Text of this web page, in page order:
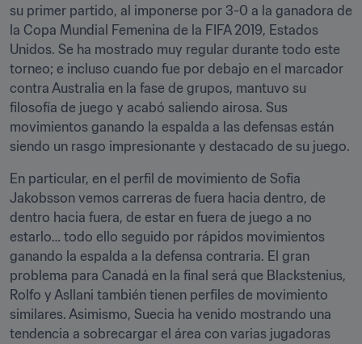
su primer partido, al imponerse por 3-0 a la ganadora de
la Copa Mundial Femenina de la FIFA 2019, Estados
Unidos. Se ha mostrado muy regular durante todo este
torneo; e incluso cuando fue por debajo en el marcador
contra Australia en la fase de grupos, mantuvo su
filosofía de juego y acabó saliendo airosa. Sus
movimientos ganando la espalda a las defensas están
En particular, en el perfil de movimiento de Sofia
Jakobsson vemos carreras de fuera hacia dentro, de
dentro hacia fuera, de estar en fuera de juego a no
estarlo… todo ello seguido por rápidos movimientos
ganando la espalda a la defensa contraria. El gran
problema para Canadá en la final será que Blackstenius,
Rolfo y Asllani también tienen perfiles de movimiento
similares. Asimismo, Suecia ha venido mostrando una
tendencia a sobrecargar el área con varias jugadoras